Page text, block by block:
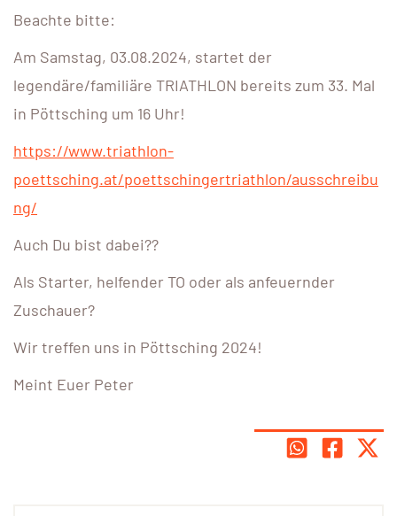
Beachte bitte:
Am Samstag, 03.08.2024, startet der
legendäre/familiäre TRIATHLON bereits zum 33. Mal
in Pöttsching um 16 Uhr!
https://www.triathlon-
poettsching.at/poettschingertriathlon/ausschreibu
ng/
Auch Du bist dabei??
Als Starter, helfender TO oder als anfeuernder
Zuschauer?
Wir treffen uns in Pöttsching 2024!
Meint Euer Peter